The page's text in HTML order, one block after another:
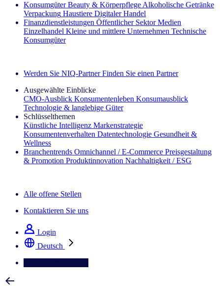
Konsumgüter Beauty & Körperpflege Alkoholische Getränke
Verpackung Haustiere Digitaler Handel
Finanzdienstleistungen Öffentlicher Sektor Medien
Einzelhandel Kleine und mittlere Unternehmen Technische
Konsumgüter
Werden Sie NIQ-Partner Finden Sie einen Partner
Ausgewählte Einblicke
CMO‑Ausblick Konsumentenleben Konsumausblick
Technologie & langlebige Güter
Schlüsselthemen
Künstliche Intelligenz Markenstrategie
Konsumentenverhalten Datentechnologie Gesundheit &
Wellness
Branchentrends Omnichannel / E‑Commerce Preisgestaltung
& Promotion Produktinnovation Nachhaltigkeit / ESG
Alle offene Stellen
Kontaktieren Sie uns
Login
Deutsch